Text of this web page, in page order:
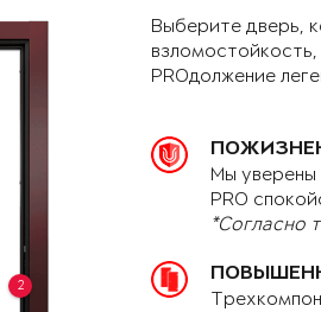
2
Выберите дверь,
PROдолжение
Мы уверены
PRO
*Согласно